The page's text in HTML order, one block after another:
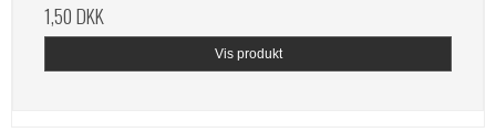
1,50 DKK
Vis produkt